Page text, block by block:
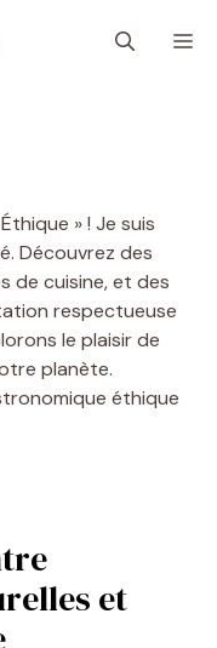
» ! Je suis
Découvrez des
de cuisine, et des
respectueuse
le plaisir de
planète.
éthique
et